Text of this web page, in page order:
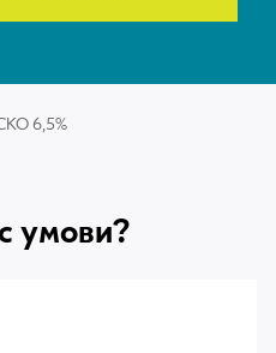
6,5%
умови?